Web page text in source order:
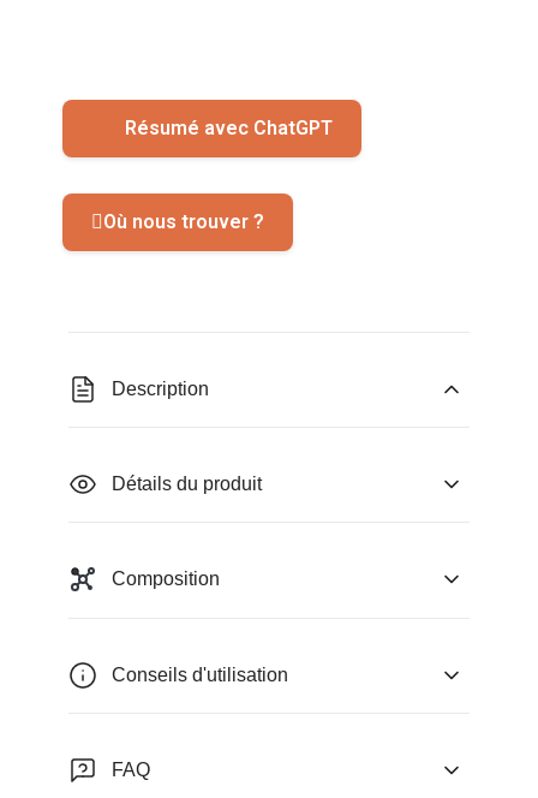
Résumé avec ChatGPT
Où nous trouver ?
Description
Détails du produit
Composition
Conseils d'utilisation
FAQ